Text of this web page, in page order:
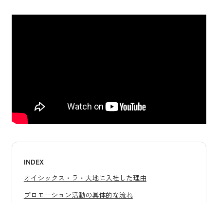
INDEX
オイシックス・ラ・大地に入社した理由
プロモーション活動の具体的な流れ